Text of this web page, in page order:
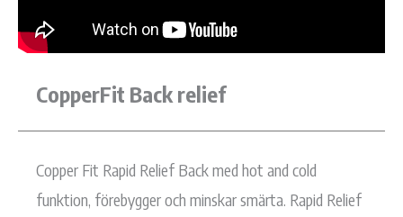
CopperFit Back relief
Copper Fit Rapid Relief Back med hot and cold
funktion, förebygger och minskar smärta. Rapid Relief